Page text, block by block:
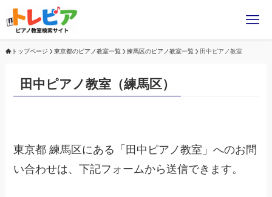
トップページ 東京都のピアノ教室一覧 練馬区のピアノ教室一覧 田中ピアノ教室
田中ピアノ教室（練馬区）
東京都 練馬区にある「田中ピアノ教室」へのお問
い合わせは、下記フォームから送信できます。